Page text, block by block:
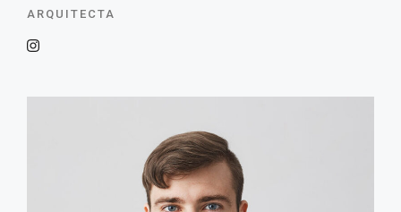
ARQUITECTA